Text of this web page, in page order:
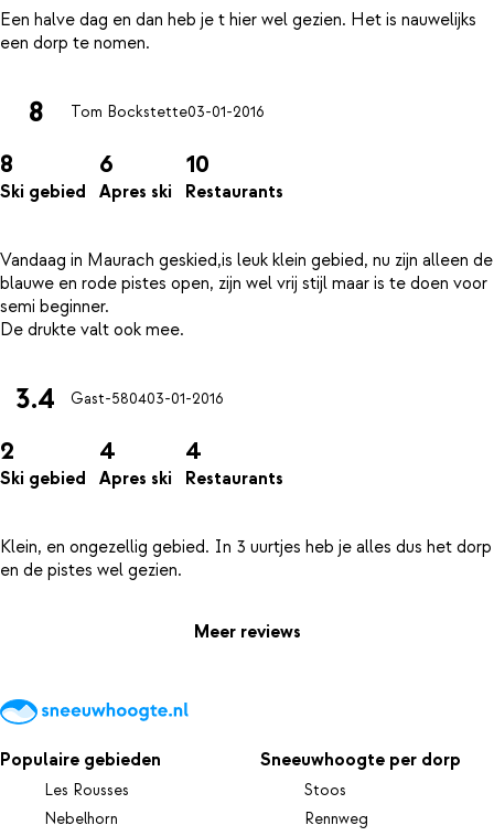
Een halve dag en dan heb je t hier wel gezien. Het is nauwelijks
8 Tom Bockstette03-01-2016
8
Ski gebied
6
Apres ski
10
Restaurants
Vandaag in Maurach geskied,is leuk klein gebied, nu zijn alleen de
blauwe en rode pistes open, zijn wel vrij stijl maar is te doen voor
semi beginner.
3.4 Gast-580403-01-2016
2
Ski gebied
4
Apres ski
4
Restaurants
Klein, en ongezellig gebied. In 3 uurtjes heb je alles dus het dorp
Meer reviews
Populaire gebieden
Les Rousses
Nebelhorn
Sneeuwhoogte per dorp
Stoos
Rennweg